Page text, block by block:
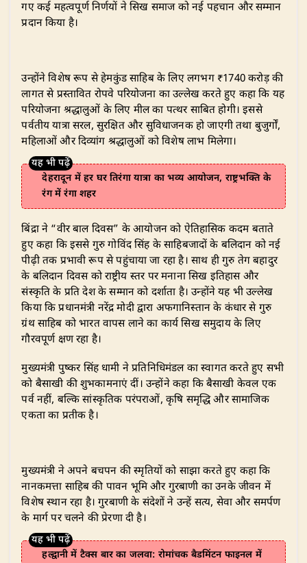
गए कई महत्वपूर्ण निर्णयों ने सिख समाज को नई पहचान और सम्मान
प्रदान किया है।
उन्होंने विशेष रूप से हेमकुंड साहिब के लिए लगभग ₹1740 करोड़ की
लागत से प्रस्तावित रोपवे परियोजना का उल्लेख करते हुए कहा कि यह
परियोजना श्रद्धालुओं के लिए मील का पत्थर साबित होगी। इससे
पर्वतीय यात्रा सरल, सुरक्षित और सुविधाजनक हो जाएगी तथा बुजुर्गों,
महिलाओं और दिव्यांग श्रद्धालुओं को विशेष लाभ मिलेगा।
देहरादून में हर घर तिरंगा यात्रा का भव्य आयोजन, राष्ट्रभक्ति के
रंग में रंगा शहर
बिंद्रा ने “वीर बाल दिवस” के आयोजन को ऐतिहासिक कदम बताते
हुए कहा कि इससे गुरु गोविंद सिंह के साहिबजादों के बलिदान को नई
पीढ़ी तक प्रभावी रूप से पहुंचाया जा रहा है। साथ ही गुरु तेग बहादुर
के बलिदान दिवस को राष्ट्रीय स्तर पर मनाना सिख इतिहास और
संस्कृति के प्रति देश के सम्मान को दर्शाता है। उन्होंने यह भी उल्लेख
किया कि प्रधानमंत्री नरेंद्र मोदी द्वारा अफगानिस्तान के कंधार से गुरु
ग्रंथ साहिब को भारत वापस लाने का कार्य सिख समुदाय के लिए
गौरवपूर्ण क्षण रहा है।
मुख्यमंत्री पुष्कर सिंह धामी ने प्रतिनिधिमंडल का स्वागत करते हुए सभी
को बैसाखी की शुभकामनाएं दीं। उन्होंने कहा कि बैसाखी केवल एक
पर्व नहीं, बल्कि सांस्कृतिक परंपराओं, कृषि समृद्धि और सामाजिक
एकता का प्रतीक है।
मुख्यमंत्री ने अपने बचपन की स्मृतियों को साझा करते हुए कहा कि
नानकमत्ता साहिब की पावन भूमि और गुरबाणी का उनके जीवन में
विशेष स्थान रहा है। गुरबाणी के संदेशों ने उन्हें सत्य, सेवा और समर्पण
के मार्ग पर चलने की प्रेरणा दी है।
हल्द्वानी में टैक्स बार का जलवा: रोमांचक बैडमिंटन फाइनल में